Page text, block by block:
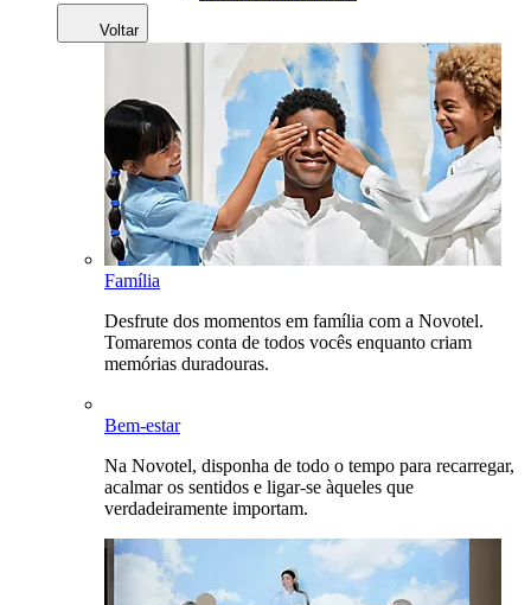
Voltar
Família
Desfrute dos momentos em família com a Novotel.
Tomaremos conta de todos vocês enquanto criam
memórias duradouras.
Bem-estar
Na Novotel, disponha de todo o tempo para recarregar,
acalmar os sentidos e ligar-se àqueles que
verdadeiramente importam.